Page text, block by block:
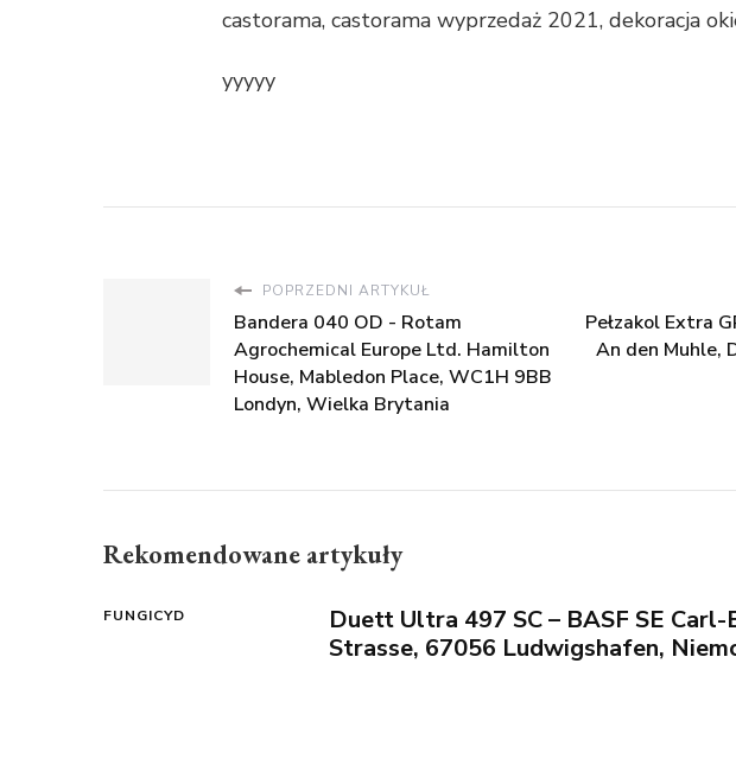
castorama, castorama wyprzedaż 2021, dekoracja
yyyyy
POPRZEDNI ARTYKUŁ
Bandera 040 OD - Rotam
Agrochemical Europe Ltd. Hamilton
House, Mabledon Place, WC1H 9BB
Londyn, Wielka Brytania
Pełzakol Extra
An den Muhle,
Rekomendowane artykuły
FUNGICYD
Duett Ultra 497 SC – BASF SE Carl-
Strasse, 67056 Ludwigshafen,